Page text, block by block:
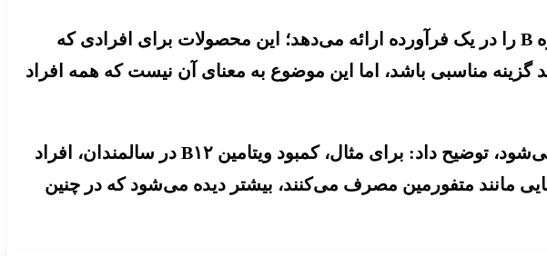
به گفته این متخصص داروسازی بالینی، مکمل‌های ب‌کمپلکس ترکیبی از چندین ویتامین گروه B را در یک فرآورده ارائه می‌دهد؛ این محصولات برای افرادی که
گزینه مناسبی باشد، اما این موضوع به معنای آن نیست که همه افراد
دکتر مرادی با بیان اینکه در برخی از موارد، مشکل فرد به کمبود یک ویتامین خاص مربوط می‌شود، توضیح داد: برای مثال، کمبود ویتامین B۱۲ در سالمندان، افراد
مانند متفورمین مصرف می‌کنند، بیشتر دیده می‌شود که در چنین